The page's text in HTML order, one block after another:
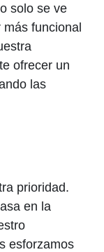
solo se ve
más funcional
ofrecer un
las
prioridad.
en la
esforzamos